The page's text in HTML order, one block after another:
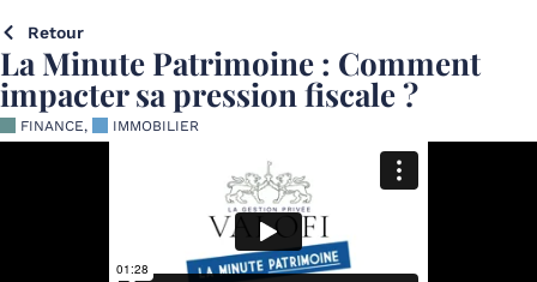
Retour
La Minute Patrimoine : Comment
impacter sa pression fiscale ?
FINANCE, IMMOBILIER